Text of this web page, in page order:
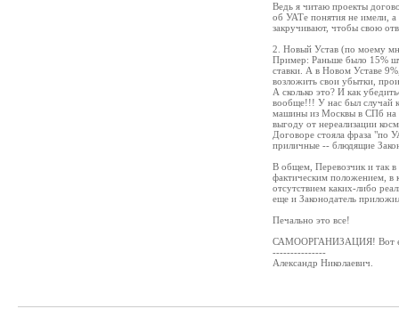
Ведь я читаю проекты
об УАТе понятия не имели, а
закручивают, чтобы свою
2. Новый Устав (по моему
Пример: Раньше было 15%
ставки. А в Новом Уставе
возложить свои убытки,
А сколько это? И как
вообще!!! У нас был случай
машины из Москвы в СПб на
выгоду от нереализации
Договоре стояла фраза "по
приличные -- блюдящие
В общем, Перевозчик и так
фактическим положением, в
отсутствием каких-либо
еще и Законодатель
Печально это все!
САМООРГАНИЗАЦИЯ! Вот
---------------
Александр Николаевич.